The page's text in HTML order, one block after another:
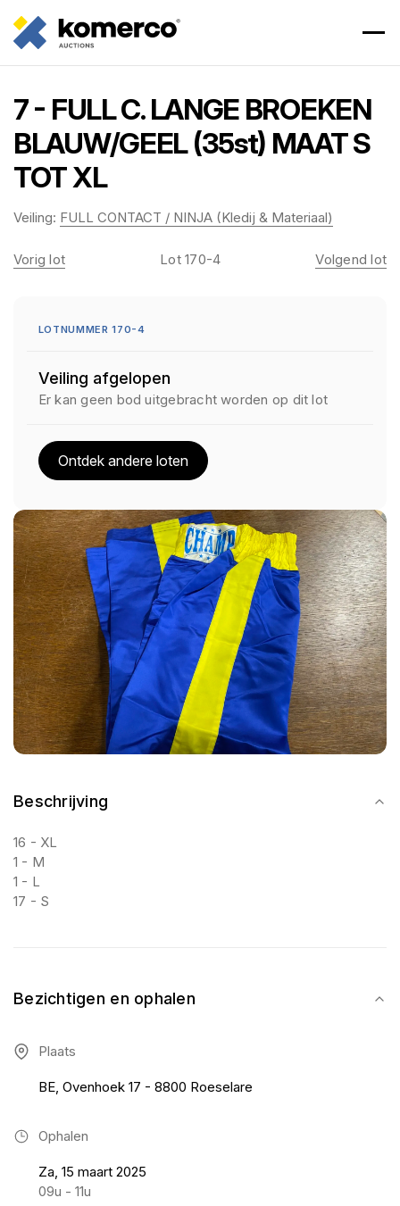
7 - FULL C. LANGE BROEKEN
BLAUW/GEEL (35st) MAAT S
TOT XL
Veiling: FULL CONTACT / NINJA (Kledij & Materiaal)
Beschrijving
16 - XL
1 - M
1 - L
17 - S
Bezichtigen en ophalen
Plaats
BE, Ovenhoek 17 - 8800 Roeselare
Ophalen
Za, 15 maart 2025
09u - 11u
Vorig lot Lot 170-4 Volgend lot
LOTNUMMER 170-4
Veiling afgelopen
Er kan geen bod uitgebracht worden op dit lot
Ontdek andere loten